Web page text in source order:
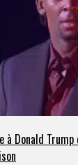
à Donald